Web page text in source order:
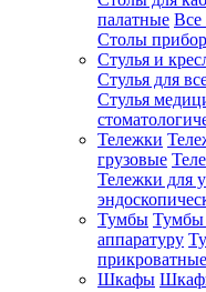
палатные Все
Столы
Стулья и
Стулья для
Стулья
Тележки
грузовые
Тележки для
Тумбы Тумбы
аппаратуру
прикроватные
Шкафы